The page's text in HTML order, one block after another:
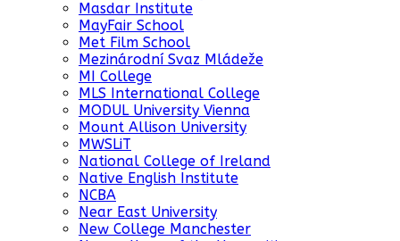
Masdar Institute
MayFair School
Met Film School
Mezinárodní Svaz Mládeže
MI College
MLS International College
MODUL University Vienna
Mount Allison University
MWSLiT
National College of Ireland
Native English Institute
NCBA
Near East University
New College Manchester